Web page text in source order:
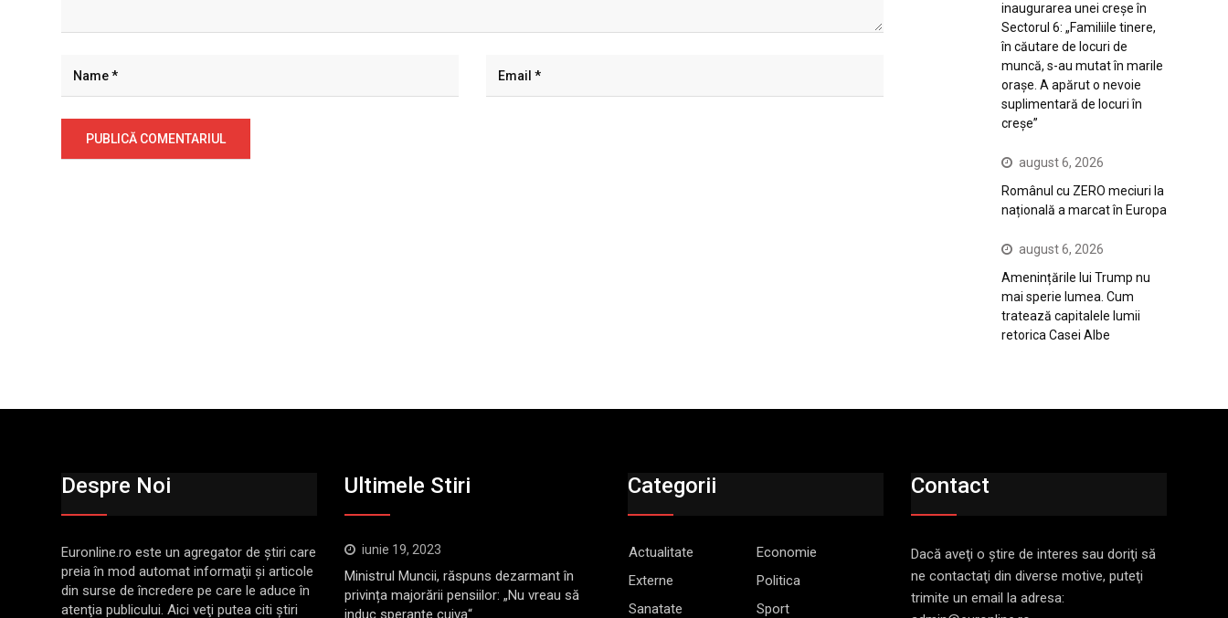
inaugurarea unei creșe în
Sectorul 6: „Familiile tinere,
în căutare de locuri de
muncă, s-au mutat în marile
orașe. A apărut o nevoie
suplimentară de locuri în
creșe”
august 6, 2026
Românul cu ZERO meciuri la
națională a marcat în Europa
august 6, 2026
Amenințările lui Trump nu
mai sperie lumea. Cum
tratează capitalele lumii
retorica Casei Albe
Despre Noi
Euronline.ro este un agregator de ştiri care
preia în mod automat informaţii şi articole
din surse de încredere pe care le aduce în
atenţia publicului. Aici veţi putea citi ştiri
Ultimele Stiri
iunie 19, 2023
Ministrul Muncii, răspuns dezarmant în
privința majorării pensiilor: „Nu vreau să
induc speranţe cuiva“
Categorii
Actualitate
Economie
Externe
Politica
Sanatate
Sport
Contact
Dacă aveţi o ştire de interes sau doriţi să
ne contactaţi din diverse motive, puteţi
trimite un email la adresa: